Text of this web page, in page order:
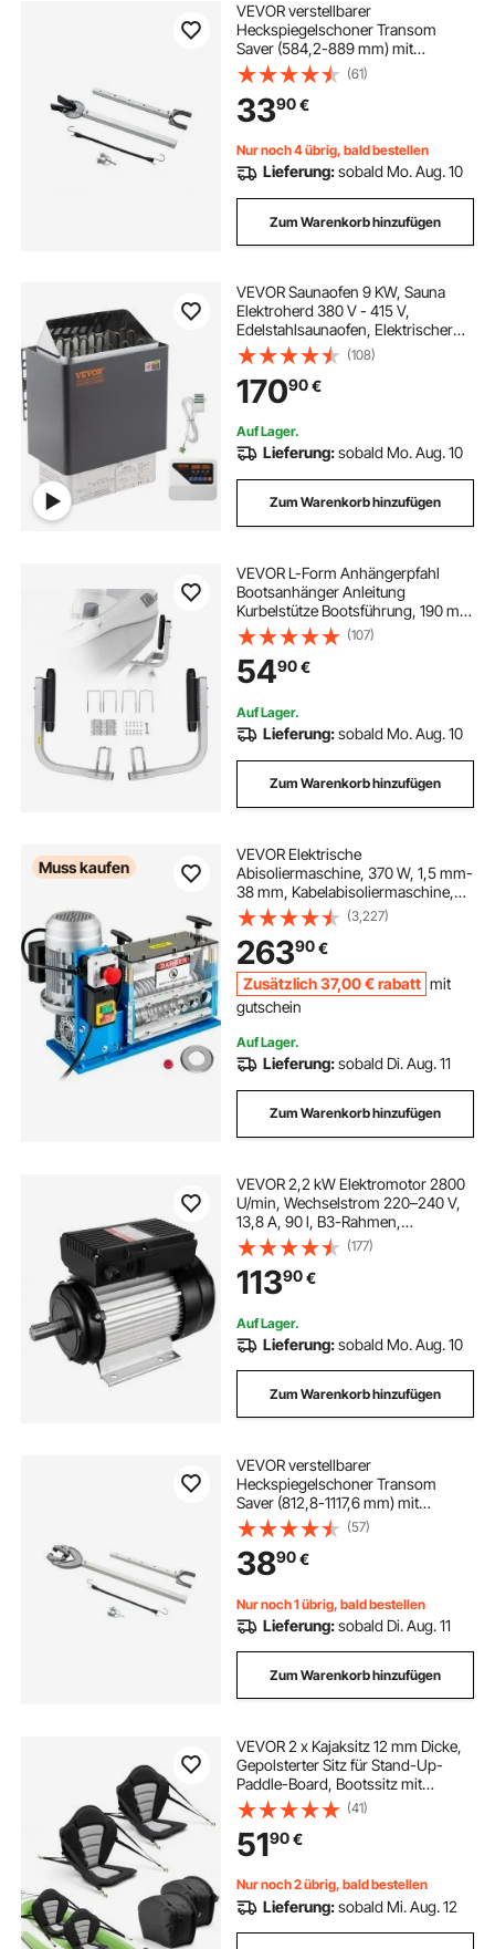
VEVOR verstellbarer
Heckspiegelschoner Transom
Saver (584,2-889 mm) mit
Verbundkopf,
korrosionsbeständiger
Heckspiegelschoner
Außenbordmotoren unter 100 PS,
für Anhänger Boot
Außenbordmotoren
(61)
3390€
Nur noch 4 übrig, bald bestellen
Lieferung:sobald Mo. Aug. 10
Zum Warenkorb hinzufügen
VEVOR Saunaofen 9 KW, Sauna
Elektroherd 380 V - 415 V,
Edelstahlsaunaofen, Elektrischer
Saunaofen 2 Modi (Temperatur,
Zeit), mit Externem Steuergerät &
3M-Temperatursensor (Saunastein
Nicht enthalten)
(108)
17090€
Auf Lager.
Lieferung:sobald Mo. Aug. 10
Zum Warenkorb hinzufügen
VEVOR L-Form Anhängerpfahl
Bootsanhänger Anleitung
Kurbelstütze Bootsführung, 190 mm
Einstellbare Breite Boat Trailer
Guide-on - Ersatzteile und Zubehör
für Skiboot Fischerboot
Segelbootanhänger
(107)
5490€
Auf Lager.
Lieferung:sobald Mo. Aug. 10
Zum Warenkorb hinzufügen
Muss kaufen
VEVOR Elektrische
Abisoliermaschine, 370 W, 1,5 mm-
38 mm, Kabelabisoliermaschine,
Kabel Abisolierwerkzeug, 11 Kanäle
10 Klingen zum Recycling von
Kupferdrähten/Entfernen, Isolierung
aus Kunststoff
(3,227)
26390€
Zusätzlich37,00 €rabatt mit
gutschein
Auf Lager.
Lieferung:sobald Di. Aug. 11
Zum Warenkorb hinzufügen
VEVOR 2,2 kW Elektromotor 2800
U/min, Wechselstrom 220–240 V,
13,8 A, 90 l, B3-Rahmen,
Luftkompressormotor einphasig,
24 mm Keilwelle, Rechts-/Linkslauf
für landwirtschaftliche Maschinen
und allgemeine Geräte
(177)
11390€
Auf Lager.
Lieferung:sobald Mo. Aug. 10
Zum Warenkorb hinzufügen
VEVOR verstellbarer
Heckspiegelschoner Transom
Saver (812,8-1117,6 mm) mit
robustem Kopf,
korrosionsbeständiger
Heckspiegelschoner
Außenbordmotoren unter 100 PS,
für Roller Anhänger Boot
(57)
3890€
Nur noch 1 übrig, bald bestellen
Lieferung:sobald Di. Aug. 11
Zum Warenkorb hinzufügen
VEVOR 2 x Kajaksitz 12 mm Dicke,
Gepolsterter Sitz für Stand-Up-
Paddle-Board, Bootssitz mit
Rückenlehne &
Aufbewahrungstasche &
Verstellbaren Gurten für SUP Kanu
Angelboot Aufblasbares Kajak
(41)
5190€
Nur noch 2 übrig, bald bestellen
Lieferung:sobald Mi. Aug. 12